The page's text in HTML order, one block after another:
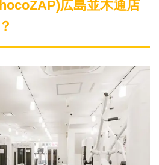
広島並木通店